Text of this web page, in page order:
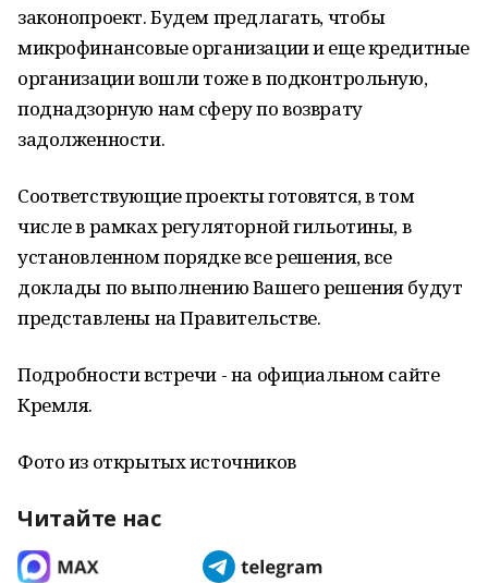
законопроект. Будем предлагать, чтобы
микрофинансовые организации и еще кредитные
организации вошли тоже в подконтрольную,
поднадзорную нам сферу по возврату
задолженности.
Соответствующие проекты готовятся, в том
числе в рамках регуляторной гильотины, в
установленном порядке все решения, все
доклады по выполнению Вашего решения будут
представлены на Правительстве.
Подробности встречи - на официальном сайте
Кремля.
Фото из открытых источников
Читайте нас